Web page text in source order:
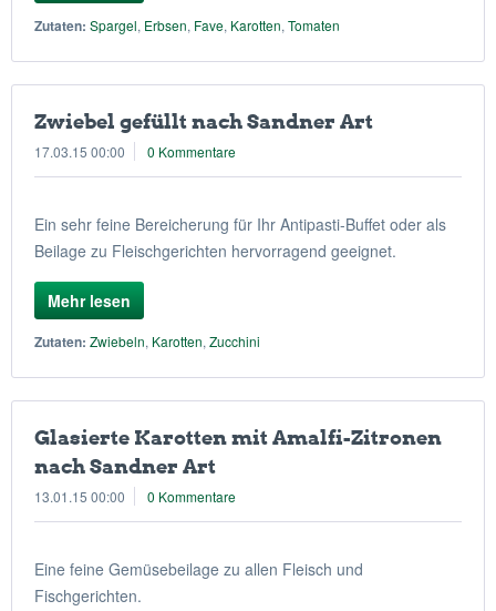
Zutaten: Spargel, Erbsen, Fave, Karotten, Tomaten
Zwiebel gefüllt nach Sandner Art
17.03.15 00:00 0 Kommentare
Ein sehr feine Bereicherung für Ihr Antipasti-Buffet oder als
Beilage zu Fleischgerichten hervorragend geeignet.
Mehr lesen
Zutaten: Zwiebeln, Karotten, Zucchini
Glasierte Karotten mit Amalfi-Zitronen
nach Sandner Art
13.01.15 00:00 0 Kommentare
Eine feine Gemüsebeilage zu allen Fleisch und
Fischgerichten.